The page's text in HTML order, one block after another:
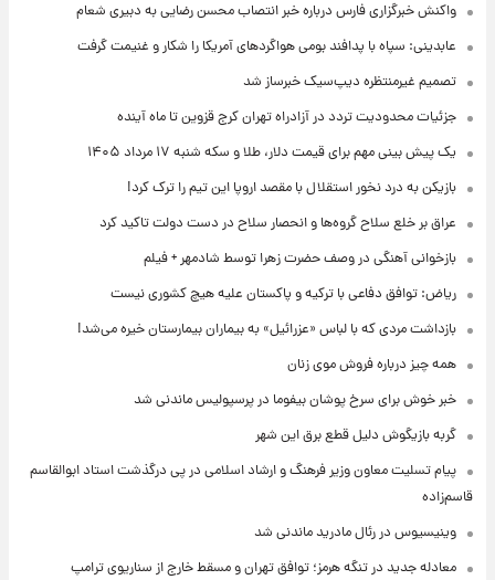
واکنش خبرگزاری فارس درباره خبر انتصاب محسن رضایی به دبیری شعام
عابدینی: سپاه با پدافند بومی هواگردهای آمریکا را شکار و غنیمت گرفت
تصمیم غیرمنتظره دیپ‌سیک خبرساز شد
جزئیات محدودیت تردد در آزادراه تهران کرج قزوین تا ماه آینده
یک پیش ‌بینی مهم برای قیمت دلار، طلا و سکه شنبه ۱۷ مرداد ۱۴۰۵
بازیکن به درد نخور استقلال با مقصد اروپا این تیم را ترک کرد!
عراق بر خلع سلاح گروه‌ها و انحصار سلاح در دست دولت تاکید کرد
بازخوانی آهنگی در وصف حضرت زهرا توسط شادمهر + فیلم
ریاض: توافق دفاعی با ترکیه و پاکستان علیه هیچ کشوری نیست
بازداشت مردی که با لباس «عزرائیل» به بیماران بیمارستان خیره می‌شد!
همه چیز درباره فروش موی زنان
خبر خوش برای سرخ پوشان بیفوما در پرسپولیس ماندنی شد
گربه بازیگوش دلیل قطع برق این شهر
پیام تسلیت معاون وزیر فرهنگ و ارشاد اسلامی در پی درگذشت استاد ابوالقاسم
قاسم‌زاده
وینیسیوس در رئال مادرید ماندنی شد
معادله جدید در تنگه هرمز؛ توافق تهران و مسقط خارج از سناریوی ترامپ